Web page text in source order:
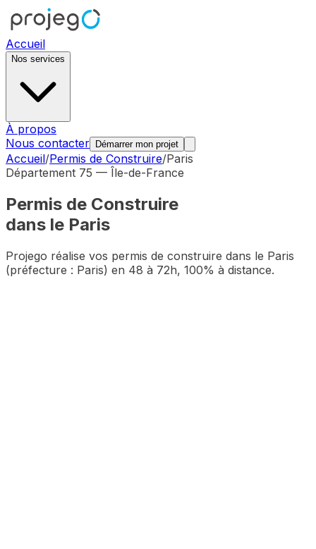
Accueil
Nos services
À propos
Nous contacter
Démarrer mon projet
Accueil/Permis de Construire/Paris
Département 75 — Île-de-France
Permis de Construire
dans le Paris
Projego réalise vos permis de construire dans le Paris
(préfecture : Paris) en 48 à 72h, 100% à distance.